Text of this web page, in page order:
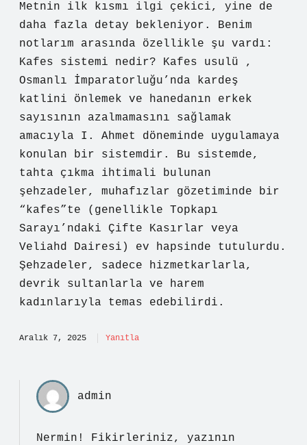
Metnin ilk kısmı ilgi çekici, yine de
daha fazla detay bekleniyor. Benim
notlarım arasında özellikle şu vardı:
Kafes sistemi nedir? Kafes usulü ,
Osmanlı İmparatorluğu’nda kardeş
katlini önlemek ve hanedanın erkek
sayısının azalmamasını sağlamak
amacıyla I. Ahmet döneminde uygulamaya
konulan bir sistemdir. Bu sistemde,
tahta çıkma ihtimali bulunan
şehzadeler, muhafızlar gözetiminde bir
“kafes”te (genellikle Topkapı
Sarayı’ndaki Çifte Kasırlar veya
Veliahd Dairesi) ev hapsinde tutulurdu.
Şehzadeler, sadece hizmetkarlarla,
devrik sultanlarla ve harem
kadınlarıyla temas edebilirdi.
Aralık 7, 2025 Yanıtla
admin
Nermin! Fikirleriniz, yazının